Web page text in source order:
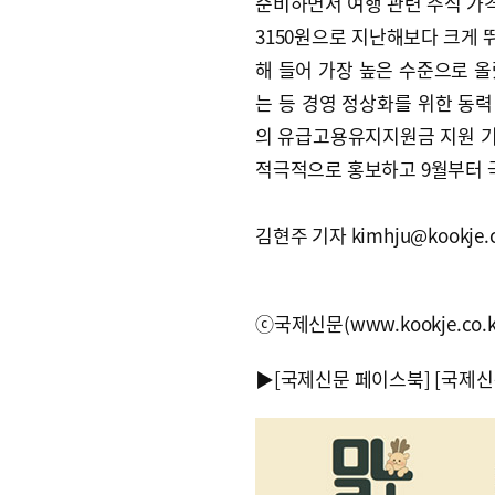
3150원으로 지난해보다 크게
해 들어 가장 높은 수준으로
는 등 경영 정상화를 위한 동
의 유급고용유지지원금 지원
적극적으로 홍보하고 9월부터
김현주 기자
ⓒ국제신문
▶[국제신문 페이스북] [국제